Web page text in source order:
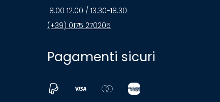
8.00 12.00 / 13.30-18.30
(+39) 0175 270205
Pagamenti sicuri